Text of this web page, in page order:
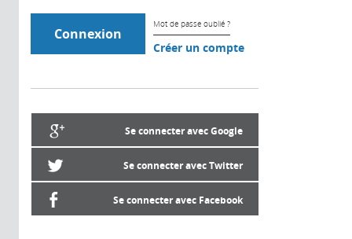
Mot de passe oublié ?
Créer un compte
Se connecter avec Google
Se connecter avec Twitter
Se connecter avec Facebook